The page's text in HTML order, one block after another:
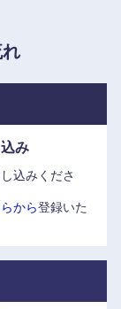
で、10年来の
。
ットな関係で
は)」「経営
すべて共有。
お客さんに損
方も。
でも理想的な
み
込みくださ
から登録いた